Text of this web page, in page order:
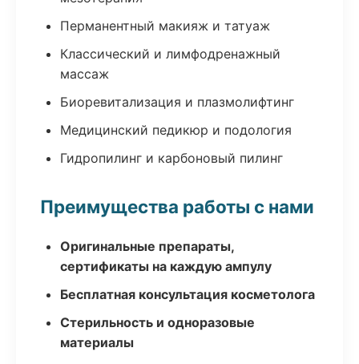
Перманентный макияж и татуаж
Классический и лимфодренажный
массаж
Биоревитализация и плазмолифтинг
Медицинский педикюр и подология
Гидропилинг и карбоновый пилинг
Преимущества работы с нами
Оригинальные препараты,
сертификаты на каждую ампулу
Бесплатная консультация косметолога
Стерильность и одноразовые
материалы